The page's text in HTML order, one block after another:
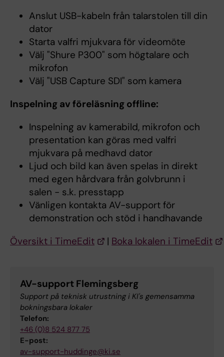
Anslut USB-kabeln från talarstolen till din
dator
Starta valfri mjukvara för videomöte
Välj "Shure P300" som högtalare och
mikrofon
Välj "USB Capture SDI" som kamera
Inspelning av föreläsning offline:
Inspelning av kamerabild, mikrofon och
presentation kan göras med valfri
mjukvara på medhavd dator
Ljud och bild kan även spelas in direkt
med egen hårdvara från golvbrunn i
salen - s.k. presstapp
Vänligen kontakta AV-support för
demonstration och stöd i handhavande
Översikt i TimeEdit
| Boka lokalen i TimeEdit
AV-support Flemingsberg
Support på teknisk utrustning i KI's gemensamma
bokningsbara lokaler
Telefon:
+46 (0)8 524 877 75
E-post:
av-support-huddinge@ki.se